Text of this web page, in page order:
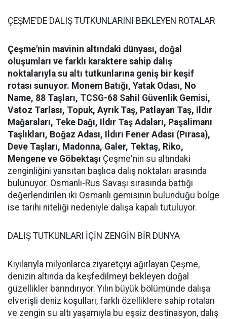
ÇEŞME'DE DALIŞ TUTKUNLARINI BEKLEYEN ROTALAR
Çeşme'nin mavinin altındaki dünyası, doğal
oluşumları ve farklı karaktere sahip dalış
noktalarıyla su altı tutkunlarına geniş bir keşif
rotası sunuyor. Monem Batığı, Yatak Odası, No
Name, 88 Taşları, TCSG-68 Sahil Güvenlik Gemisi,
Vatoz Tarlası, Topuk, Ayrık Taş, Patlayan Taş, Ildır
Mağaraları, Teke Dağı, Ildır Taş Adaları, Paşalimanı
Taşlıkları, Boğaz Adası, Ildırı Fener Adası (Pırasa),
Deve Taşları, Madonna, Galer, Tektaş, Riko,
Mengene ve Göbektaşı Çeşme'nin su altındaki
zenginliğini yansıtan başlıca dalış noktaları arasında
bulunuyor. Osmanlı-Rus Savaşı sırasında battığı
değerlendirilen iki Osmanlı gemisinin bulunduğu bölge
ise tarihi niteliği nedeniyle dalışa kapalı tutuluyor.
DALIŞ TUTKUNLARI İÇİN ZENGİN BİR DÜNYA
Kıyılarıyla milyonlarca ziyaretçiyi ağırlayan Çeşme,
denizin altında da keşfedilmeyi bekleyen doğal
güzellikler barındırıyor. Yılın büyük bölümünde dalışa
elverişli deniz koşulları, farklı özelliklere sahip rotaları
ve zengin su altı yaşamıyla bu eşsiz destinasyon, dalış